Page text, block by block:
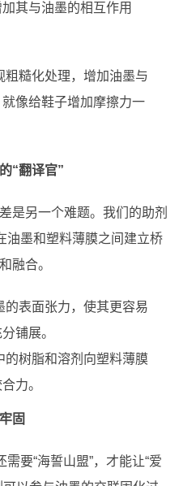
其与油墨的相互作用
粗糙化处理，增加油墨与
像给鞋子增加摩擦力一
“翻译官”
是另一个难题。我们的助剂
油墨和塑料薄膜之间建立桥
融合。
的表面张力，使其更容易
铺展。
的树脂和溶剂向塑料薄膜
力。
固
要“海誓山盟”，才能让“爱